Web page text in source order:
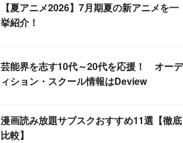
【夏アニメ2026】7月期夏の新アニメを一
挙紹介！
芸能界を志す10代～20代を応援！ オーデ
ィション・スクール情報はDeview
漫画読み放題サブスクおすすめ11選【徹底
比較】